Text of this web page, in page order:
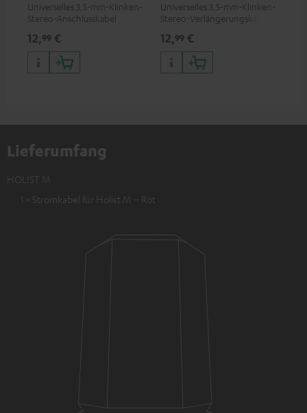
Universelles 3,5-mm-Klinken-
Stereo-Anschlusskabel
12,99 €
Universelles 3,5-mm-Klinken-
Stereo-Verlängerungskabel
12,99 €
Lieferumfang
HOLIST M
1 × Stromkabel für Holist M – Rot